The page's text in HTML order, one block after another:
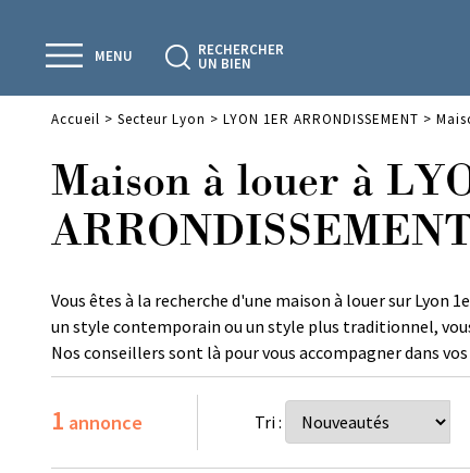
RECHERCHER
UN BIEN
MENU
Accueil > Secteur Lyon > LYON 1ER ARRONDISSEMENT >
Maison à louer à
Vous êtes à la recherche d'une maison à louer sur Lyon
un style contemporain ou un style plus traditionnel,
Nos conseillers sont là pour vous accompagner dans
1 annonce Tri :